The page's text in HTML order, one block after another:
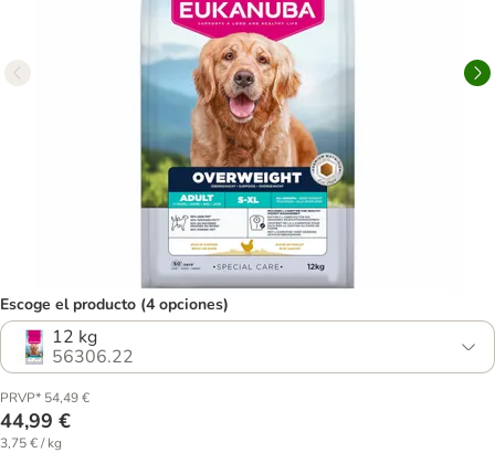
Escoge el producto (4 opciones)
12 kg
56306.22
PRVP* 54,49 €
44,99 €
3,75 € / kg